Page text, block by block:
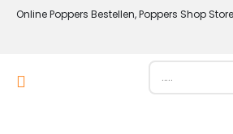
Online Poppers Bestellen, Poppers Shop